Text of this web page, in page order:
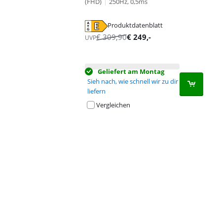
Produktdatenblatt
wird in neuem Tab geöffnetUVP€309,90€ 249,-
Geliefert am Montag
Sieh nach, wie schnell wir zu dir
liefern
Vergleichen